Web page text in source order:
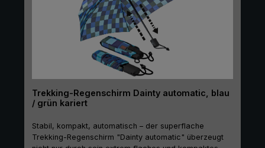
Trekking-Regenschirm Dainty automatic, blau
/ grün kariert
Stabil, kompakt, automatisch – der superflache
Trekking-Regenschirm "Dainty automatic" überzeugt